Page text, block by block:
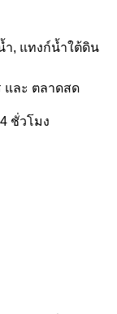
า, แทงก์นํ้าใต้ดิน
และ ตลาดสด
ชั่วโมง